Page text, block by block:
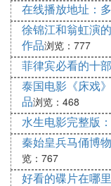
经典怀旧电影
在众多怀旧电影
如，《乱世佳人
等，这些电影不
然被广大观众所
尝试欣赏一些这
怀旧电影与现
老电影和现代电
在线播放地址：
徐锦江和翁虹演
作品浏览：777
菲律宾必看的十
泰国电影《床戏
品浏览：468
水生电影完整版
秦始皇兵马俑博
览：767
好看的碟片在哪